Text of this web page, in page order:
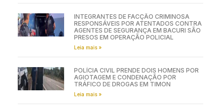
INTEGRANTES DE FACÇÃO CRIMINOSA
RESPONSÁVEIS POR ATENTADOS CONTRA
AGENTES DE SEGURANÇA EM BACURI SÃO
PRESOS EM OPERAÇÃO POLICIAL
Leia mais »
POLÍCIA CIVIL PRENDE DOIS HOMENS POR
AGIOTAGEM E CONDENAÇÃO POR
TRÁFICO DE DROGAS EM TIMON
Leia mais »